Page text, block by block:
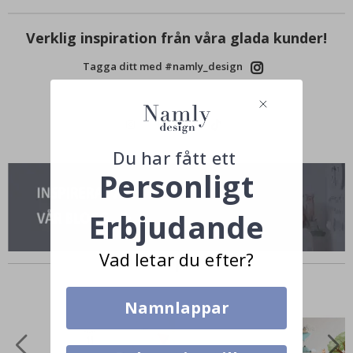
Verklig inspiration från våra glada kunder!
Tagga ditt med #namly_design
Andra köpte också
Du har fått ett
Personligt
Erbjudande
Vad letar du efter?
Namnlappar